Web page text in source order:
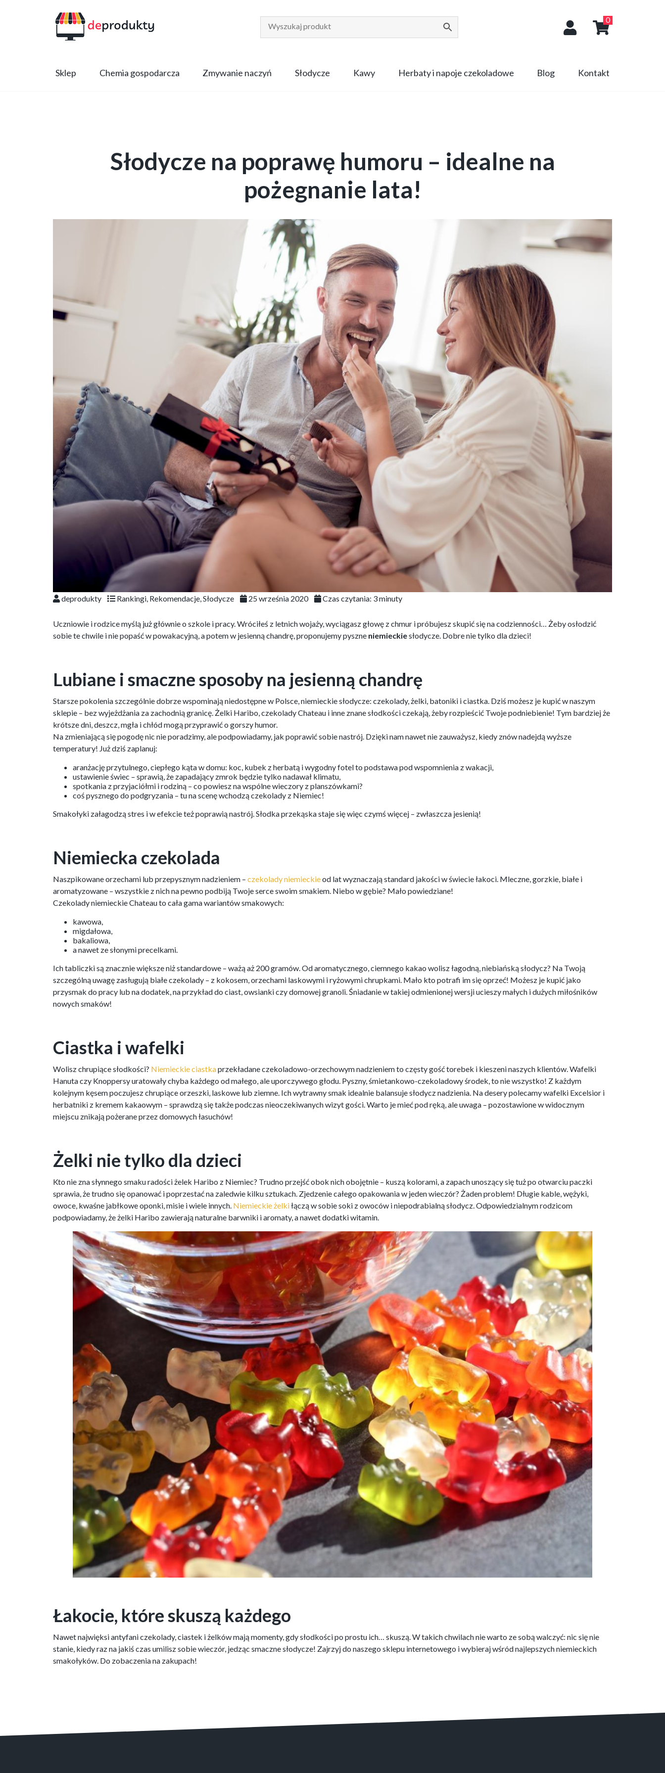
0
Sklep Chemia gospodarcza Zmywanie naczyń Słodycze Kawy Herbaty i napoje czekoladowe Blog Kontakt
Słodycze na poprawę humoru – idealne na
pożegnanie lata!
deprodukty Rankingi, Rekomendacje,Słodycze 25 września 2020 Czas czytania: 3minuty
Uczniowie i rodzice myślą już głównie o szkole i pracy. Wróciłeś z letnich wojaży, wyciągasz głowę z chmur i próbujesz skupić się na codzienności… Żeby osłodzić
sobie te chwile i nie popaść w powakacyjną, a potem w jesienną chandrę, proponujemy pyszne niemieckiesłodycze. Dobre nie tylko dla dzieci!
Lubiane i smaczne sposoby na jesienną chandrę
Starsze pokolenia szczególnie dobrze wspominają niedostępne w Polsce, niemieckie słodycze: czekolady, żelki, batoniki i ciastka. Dziś możesz je kupić w naszym
sklepie – bez wyjeżdżania za zachodnią granicę. Żelki Haribo, czekolady Chateau i inne znane słodkości czekają, żeby rozpieścić Twoje podniebienie! Tym bardziej że
krótsze dni, deszcz, mgła i chłód mogą przyprawić o gorszy humor.
Na zmieniającą się pogodę nic nie poradzimy, ale podpowiadamy, jak poprawić sobie nastrój. Dzięki nam nawet nie zauważysz, kiedy znów nadejdą wyższe
temperatury! Już dziś zaplanuj:
aranżację przytulnego, ciepłego kąta w domu: koc, kubek z herbatą i wygodny fotel to podstawa pod wspomnienia z wakacji,
ustawienie świec – sprawią, że zapadający zmrok będzie tylko nadawał klimatu,
spotkania z przyjaciółmi i rodziną – co powiesz na wspólne wieczory z planszówkami?
coś pysznego do podgryzania – tu na scenę wchodzą czekolady z Niemiec!
Smakołyki załagodzą stres i w efekcie też poprawią nastrój. Słodka przekąska staje się więc czymś więcej – zwłaszcza jesienią!
Niemiecka czekolada
Naszpikowane orzechami lub przepysznym nadzieniem – czekolady niemieckieod lat wyznaczają standard jakości w świecie łakoci. Mleczne, gorzkie, białe i
aromatyzowane – wszystkie z nich na pewno podbiją Twoje serce swoim smakiem. Niebo w gębie? Mało powiedziane!
Czekolady niemieckie Chateau to cała gama wariantów smakowych:
kawowa,
migdałowa,
bakaliowa,
a nawet ze słonymi precelkami.
Ich tabliczki są znacznie większe niż standardowe – ważą aż 200 gramów. Od aromatycznego, ciemnego kakao wolisz łagodną, niebiańską słodycz? Na Twoją
szczególną uwagę zasługują białe czekolady – z kokosem, orzechami laskowymi i ryżowymi chrupkami. Mało kto potrafi im się oprzeć! Możesz je kupić jako
przysmak do pracy lub na dodatek, na przykład do ciast, owsianki czy domowej granoli. Śniadanie w takiej odmienionej wersji ucieszy małych i dużych miłośników
nowych smaków!
Ciastka i wafelki
Wolisz chrupiące słodkości? Niemieckie ciastkaprzekładane czekoladowo-orzechowym nadzieniem to częsty gość torebek i kieszeni naszych klientów. Wafelki
Hanuta czy Knoppersy uratowały chyba każdego od małego, ale uporczywego głodu. Pyszny, śmietankowo-czekoladowy środek, to nie wszystko! Z każdym
kolejnym kęsem poczujesz chrupiące orzeszki, laskowe lub ziemne. Ich wytrawny smak idealnie balansuje słodycz nadzienia. Na desery polecamy wafelki Excelsior i
herbatniki z kremem kakaowym – sprawdzą się także podczas nieoczekiwanych wizyt gości. Warto je mieć pod ręką, ale uwaga – pozostawione w widocznym
miejscu znikają pożerane przez domowych łasuchów!
Żelki nie tylko dla dzieci
Kto nie zna słynnego smaku radości żelek Haribo z Niemiec? Trudno przejść obok nich obojętnie – kuszą kolorami, a zapach unoszący się tuż po otwarciu paczki
sprawia, że trudno się opanować i poprzestać na zaledwie kilku sztukach. Zjedzenie całego opakowania w jeden wieczór? Żaden problem! Długie kable, wężyki,
owoce, kwaśne jabłkowe oponki, misie i wiele innych. Niemieckie żelkiłączą w sobie soki z owoców i niepodrabialną słodycz. Odpowiedzialnym rodzicom
podpowiadamy, że żelki Haribo zawierają naturalne barwniki i aromaty, a nawet dodatki witamin.
Łakocie, które skuszą każdego
Nawet najwięksi antyfani czekolady, ciastek i żelków mają momenty, gdy słodkości po prostu ich… skuszą. W takich chwilach nie warto ze sobą walczyć: nic się nie
stanie, kiedy raz na jakiś czas umilisz sobie wieczór, jedząc smaczne słodycze! Zajrzyj do naszego sklepu internetowego i wybieraj wśród najlepszych niemieckich
smakołyków. Do zobaczenia na zakupach!